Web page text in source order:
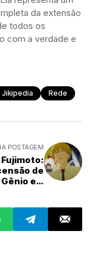
da extensão
todos os
com a verdade e
Jikipedia Rede
POSTAGEM
de
e o